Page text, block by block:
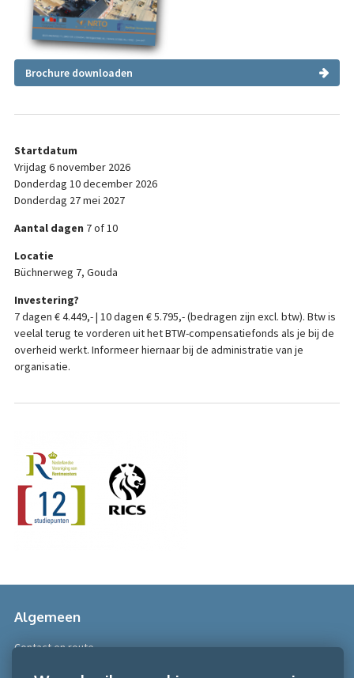
Brochure downloaden
Startdatum
vrijdag 6 november 2026
donderdag 10 december 2026
donderdag 27 mei 2027
Aantal dagen 7 of 10
Locatie
Büchnerweg 7, Gouda
Investering?
7 dagen € 4.449,- | 10 dagen € 5.795,- (bedragen zijn excl. btw). Btw is
veelal terug te vorderen uit het BTW-compensatiefonds als je bij de
overheid werkt. Informeer hiernaar bij de administratie van je
organisatie.
Algemeen
Contact en route